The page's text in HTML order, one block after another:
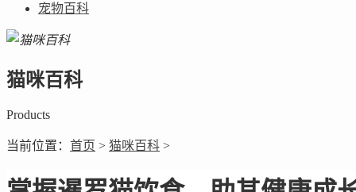
宠物百科
猫咪百科
Products
当前位置： 首页 > 猫咪百科 >